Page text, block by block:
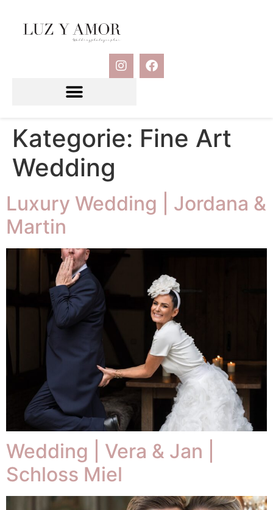
Kategorie: Fine Art
Wedding
Luxury Wedding | Jordana &
Martin
Wedding | Vera & Jan |
Schloss Miel